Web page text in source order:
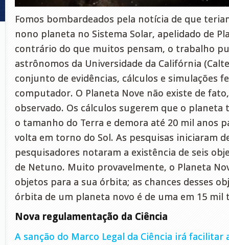
Fomos bombardeados pela notícia de que
nono planeta no Sistema Solar, apelidado de
contrário do que muitos pensam, o trabalho
astrônomos da Universidade da Califórnia
conjunto de evidências, cálculos e simulações
computador. O Planeta Nove não existe de
observado. Os cálculos sugerem que o planeta
o tamanho do Terra e demora até 20 mil anos
volta em torno do Sol. As pesquisas iniciaram
pesquisadores notaram a existência de seis
de Netuno. Muito provavelmente, o Planeta
objetos para a sua órbita; as chances desses
órbita de um planeta novo é de uma em 15 mil
Nova regulamentação da Ciência
A sanção do Marco Legal da Ciência irá facilitar